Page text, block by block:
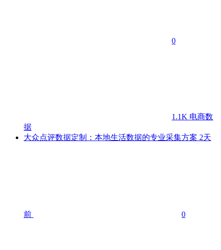
0
1.1K 电商数
据
大众点评数据定制：本地生活数据的专业采集方案 2天
前 0